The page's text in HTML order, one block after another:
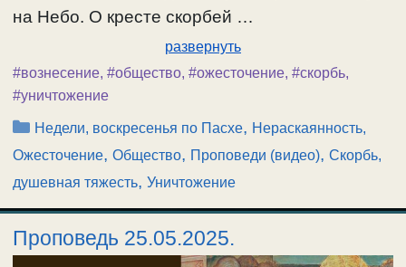
на Небо. О кресте скорбей …
развернуть
#вознесение, #общество, #ожесточение, #скорбь,
#уничтожение
Рубрики
Недели, воскресенья по Пасхе, Нераскаянность,
Ожесточение, Общество, Проповеди (видео), Скорбь,
душевная тяжесть, Уничтожение
Проповедь 25.05.2025.